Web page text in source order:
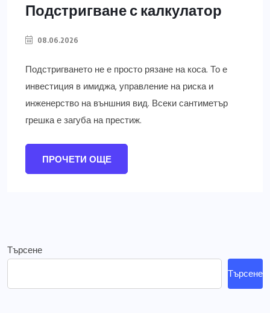
Подстригване с калкулатор
08.06.2026
Подстригването не е просто рязане на коса. То е
инвестиция в имиджа, управление на риска и
инженерство на външния вид. Всеки сантиметър
грешка е загуба на престиж.
ПРОЧЕТИ ОЩЕ
Търсене
Търсене